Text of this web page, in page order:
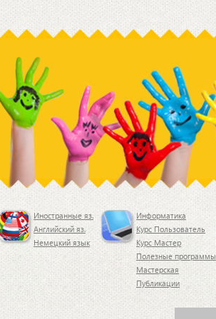
наклонено к Солнцу в
июне, а южное - в
декабре. В том
Иностранные яз.
Английский яз.
Немецкий язык
Информатика
Курс Пользователь
Курс Мастер
Полезные программы
Мастерская
Публикации